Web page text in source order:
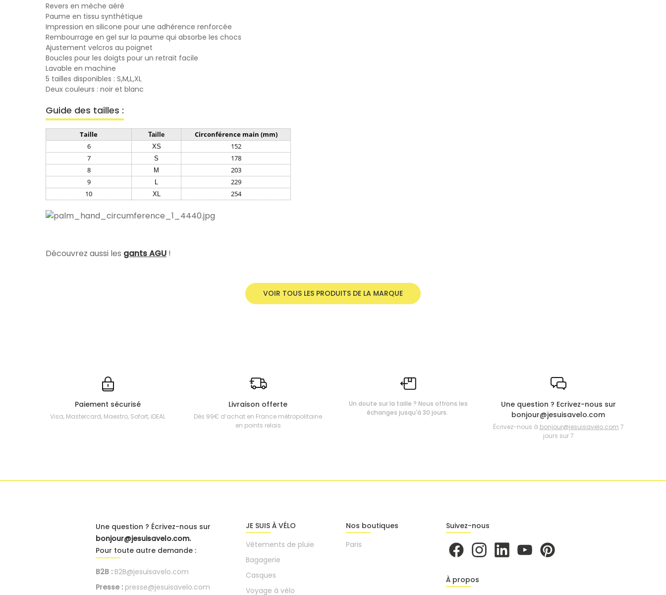
Revers en mèche aéré
Paume en tissu synthétique
Impression en silicone pour une adhérence renforcée
Rembourrage en gel sur la paume qui absorbe les chocs
Ajustement velcros au poignet
Boucles pour les doigts pour un retrait facile
Lavable en machine
5 tailles disponibles : S,M,L,XL
Deux couleurs : noir et blanc
Guide des tailles :
Taille Taille
Circonférence main (mm)
6
XS
152
7
S
178
8
M
203
9
229
10
XL 254
Découvrez aussi les gants AGU !
VOIR TOUS LES PRODUITS DE LA MARQUE
Paiement sécurisé
Visa, Mastercard, Maestro, Sofort, iDEAL
Livraison offerte
Dès 99€ d’achat en France métropolitaine
en points relais
Un doute sur la taille ? Nous offrons les
échanges jusqu'à 30 jours.
Une question ? Ecrivez-nous sur
bonjour@jesuisavelo.com
Écrivez-nous à bonjour@jesuisavelo.com 7
jours sur 7
Une question ? Écrivez-nous sur
bonjour@jesuisavelo.com.
Pour toute autre demande :
B2B : B2B@jesuisavelo.com
Presse : presse@jesuisavelo.com
JE SUIS À VÉLO
Vêtements de pluie
Bagagerie
Casques
Voyage à vélo
Nos boutiques
Paris
Suivez-nous
À propos